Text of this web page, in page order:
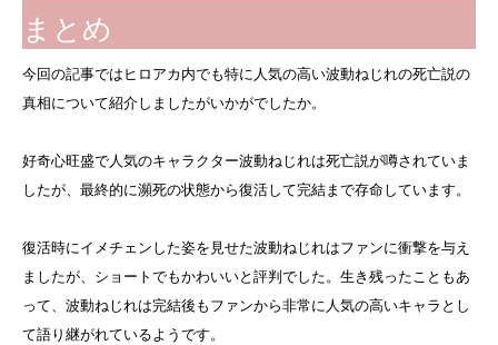
まとめ
今回の記事ではヒロアカ内でも特に人気の高い波動ねじれの死亡説の
真相について紹介しましたがいかがでしたか。
好奇心旺盛で人気のキャラクター波動ねじれは死亡説が噂されていま
したが、最終的に瀕死の状態から復活して完結まで存命しています。
復活時にイメチェンした姿を見せた波動ねじれはファンに衝撃を与え
ましたが、ショートでもかわいいと評判でした。生き残ったこともあ
って、波動ねじれは完結後もファンから非常に人気の高いキャラとし
て語り継がれているようです。